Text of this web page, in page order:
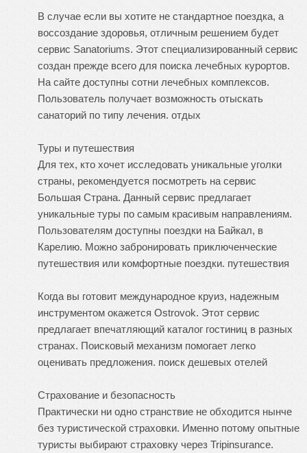
В случае если вы хотите не стандартное поездка, а
воссоздание здоровья, отличным решением будет
сервис Sanatoriums. Этот специализированный сервис
создан прежде всего для поиска лечебных курортов.
На сайте доступны сотни лечебных комплексов.
Пользователь получает возможность отыскать
санаторий по типу лечения. отдых
Туры и путешествия
Для тех, кто хочет исследовать уникальные уголки
страны, рекомендуется посмотреть на сервис
Большая Страна. Данный сервис предлагает
уникальные туры по самым красивым направлениям.
Пользователям доступны поездки на Байкал, в
Карелию. Можно забронировать приключенческие
путешествия или комфортные поездки. путешествия
Когда вы готовит международное круиз, надежным
инструментом окажется Ostrovok. Этот сервис
предлагает впечатляющий каталог гостиниц в разных
странах. Поисковый механизм помогает легко
оценивать предложения. поиск дешевых отелей
Страхование и безопасность
Практически ни одно странствие не обходится нынче
без туристической страховки. Именно потому опытные
туристы выбирают страховку через Tripinsurance.